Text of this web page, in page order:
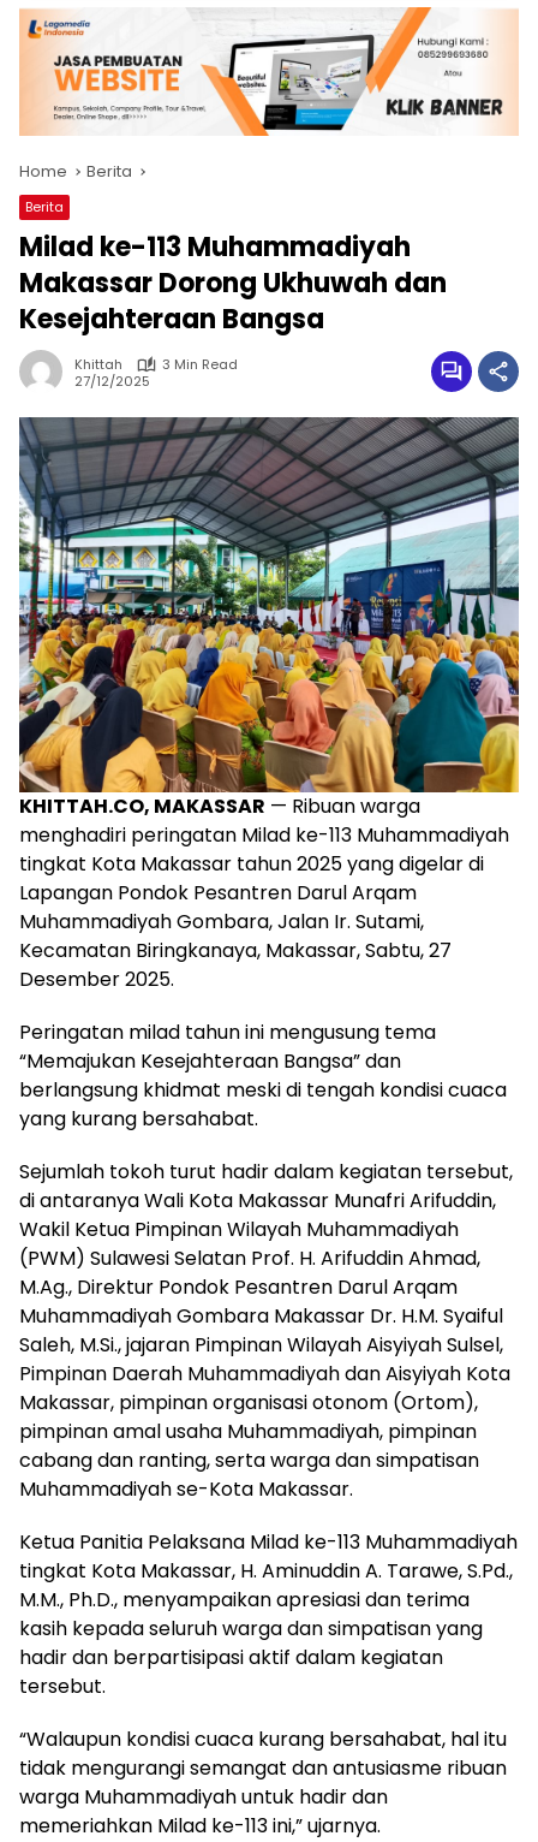
Home Berita
Berita
Milad ke-113 Muhammadiyah
Makassar Dorong Ukhuwah dan
Kesejahteraan Bangsa
Khittah
3 Min Read
27/12/2025
KHITTAH.CO, MAKASSAR — Ribuan warga
menghadiri peringatan Milad ke-113 Muhammadiyah
tingkat Kota Makassar tahun 2025 yang digelar di
Lapangan Pondok Pesantren Darul Arqam
Muhammadiyah Gombara, Jalan Ir. Sutami,
Kecamatan Biringkanaya, Makassar, Sabtu, 27
Desember 2025.
Peringatan milad tahun ini mengusung tema
“Memajukan Kesejahteraan Bangsa” dan
berlangsung khidmat meski di tengah kondisi cuaca
yang kurang bersahabat.
Sejumlah tokoh turut hadir dalam kegiatan tersebut,
di antaranya Wali Kota Makassar Munafri Arifuddin,
Wakil Ketua Pimpinan Wilayah Muhammadiyah
(PWM) Sulawesi Selatan Prof. H. Arifuddin Ahmad,
M.Ag., Direktur Pondok Pesantren Darul Arqam
Muhammadiyah Gombara Makassar Dr. H.M. Syaiful
Saleh, M.Si., jajaran Pimpinan Wilayah Aisyiyah Sulsel,
Pimpinan Daerah Muhammadiyah dan Aisyiyah Kota
Makassar, pimpinan organisasi otonom (Ortom),
pimpinan amal usaha Muhammadiyah, pimpinan
cabang dan ranting, serta warga dan simpatisan
Muhammadiyah se-Kota Makassar.
Ketua Panitia Pelaksana Milad ke-113 Muhammadiyah
tingkat Kota Makassar, H. Aminuddin A. Tarawe, S.Pd.,
M.M., Ph.D., menyampaikan apresiasi dan terima
kasih kepada seluruh warga dan simpatisan yang
hadir dan berpartisipasi aktif dalam kegiatan
tersebut.
“Walaupun kondisi cuaca kurang bersahabat, hal itu
tidak mengurangi semangat dan antusiasme ribuan
warga Muhammadiyah untuk hadir dan
memeriahkan Milad ke-113 ini,” ujarnya.